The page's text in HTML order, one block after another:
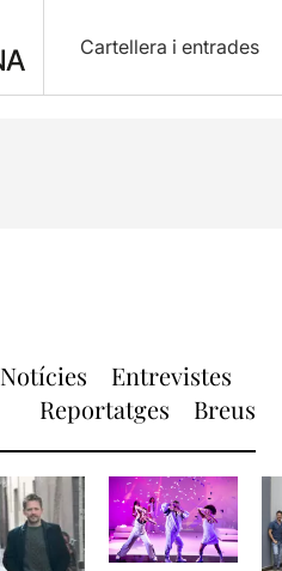
Cartellera i entrades
Notícies
Entrevistes
Reportatges
Breus